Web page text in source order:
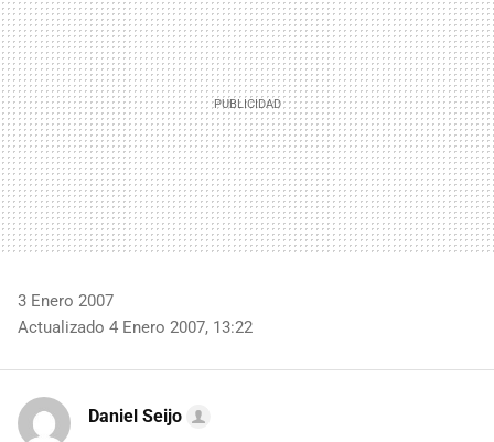
3 Enero 2007
Actualizado 4 Enero 2007, 13:22
Daniel Seijo